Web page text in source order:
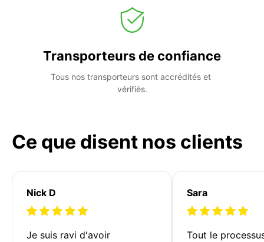
Transporteurs de confiance
Tous nos transporteurs sont accrédités et
vérifiés.
Ce que disent nos clients
Nick D
Je suis ravi d'avoir
Sara
Tout le